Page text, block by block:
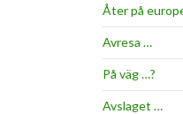
Åter på
Avresa …
På väg …?
Avslaget …